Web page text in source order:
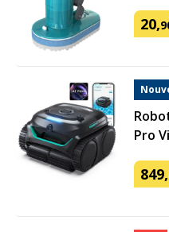
20,
Pro
849,